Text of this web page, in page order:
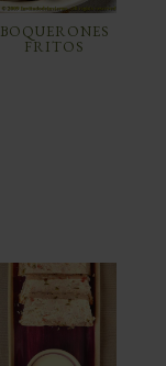
BOQUERONES
FRITOS